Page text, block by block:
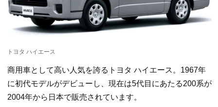
トヨタ ハイエース
商用車として高い人気を誇るトヨタ ハイエース。1967年
に初代モデルがデビューし、現在は5代目にあたる200系が
2004年から日本で販売されています。